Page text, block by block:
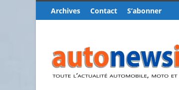
Archives Contact S’abonner